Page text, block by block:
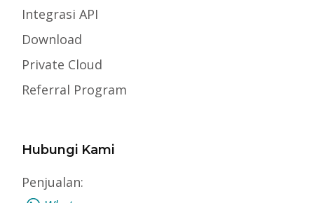
Integrasi API
Download
Private Cloud
Referral Program
Hubungi Kami
Penjualan: